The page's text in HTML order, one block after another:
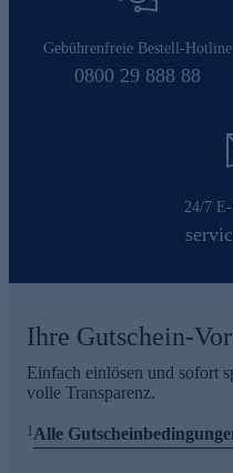
Gebührenfreie Bestell-Hotline
0800 29 888 88
24/7
Ihre Gutschein-
Einfach einlösen und sofort
volle Transparenz.
1 Alle